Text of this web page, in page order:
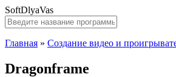
SoftDlyaVas
Главная » Создание видео и
Dragonframe